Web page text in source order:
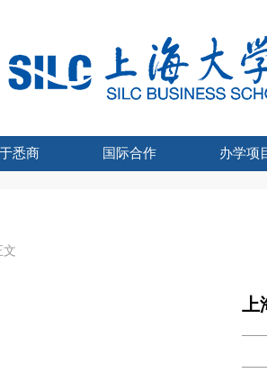
悉商 国际合作 办学项
文
上